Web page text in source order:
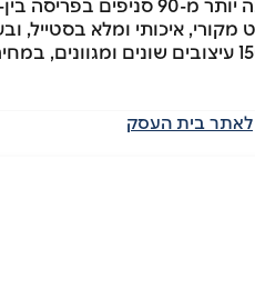
איכותי ומלא בסטייל,
בכל רגע נתון אפשר למצוא בסניפי הרשת ובאתר החברה
לאתר בית העסק